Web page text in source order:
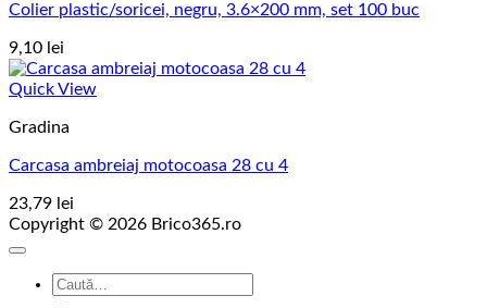
Colier plastic/soricei, negru, 3.6×200 mm, set 100 buc
9,10 lei
Quick View
Gradina
Carcasa ambreiaj motocoasa 28 cu 4
23,79 lei
Copyright © 2026 Brico365.ro
Caută